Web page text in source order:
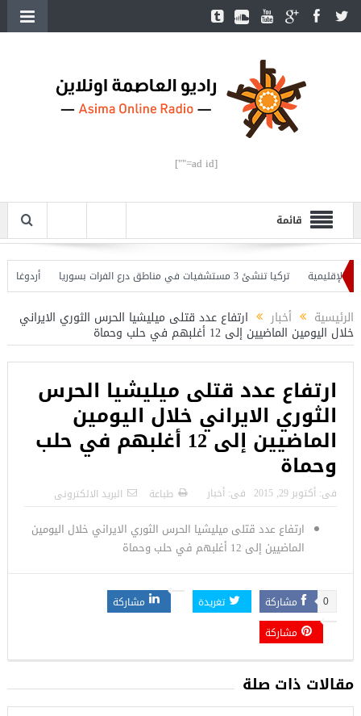
[ad id=""]
قائمة
تركيا تنشئ 3 مستشفيات في مناطق درع الفرات بسوريا
أردوغان
الرئيسية أخبار ارتفاع عدد قتلى ميليشيا الحرس الثوري الايراني
خلال اليومين الماضيين إلى 12 أغلبهم في حلب وحماة
ارتفاع عدد قتلى ميليشيا الحرس
الثوري الايراني خلال اليومين
الماضيين إلى 12 أغلبهم في حلب
وحماة
فى: أكتوبر 29, 2015 فى: أخبار طباعة البريد الالكترونى
ارتفاع عدد قتلى ميليشيا الحرس الثوري الايراني خلال اليومين
الماضيين إلى 12 أغلبهم في حلب وحماة
مشاركة 0 تغريدة
مشاركة
مشاركة
مقالات ذات صلة